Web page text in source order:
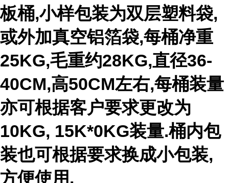
板桶,小样包装为双层塑料袋,
或外加真空铝箔袋,每桶净重
25KG,毛重约28KG,直径36-
40CM,高50CM左右,每桶装量
亦可根据客户要求更改为
10KG, 15K*0KG装量.桶内包
装也可根据要求换成小包装,
方便使用.